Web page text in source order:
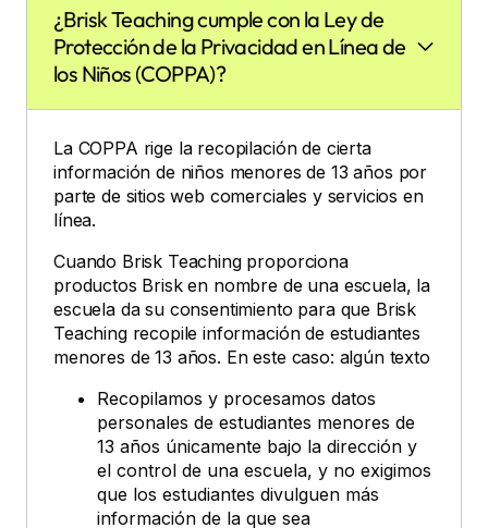
¿Brisk Teaching cumple con la Ley de
Protección de la Privacidad en Línea de
los Niños (COPPA)?
La COPPA rige la recopilación de cierta
información de niños menores de 13 años por
parte de sitios web comerciales y servicios en
línea.
Cuando Brisk Teaching proporciona
productos Brisk en nombre de una escuela, la
escuela da su consentimiento para que Brisk
Teaching recopile información de estudiantes
menores de 13 años. En este caso: algún texto
Recopilamos y procesamos datos
personales de estudiantes menores de
13 años únicamente bajo la dirección y
el control de una escuela, y no exigimos
que los estudiantes divulguen más
información de la que sea